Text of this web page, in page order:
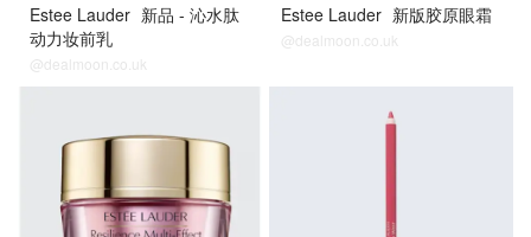
Estee Lauder 新品 - 沁水肽
动力妆前乳
@dealmoon.co.uk
Estee Lauder 新版胶原眼霜
@dealmoon.co.uk